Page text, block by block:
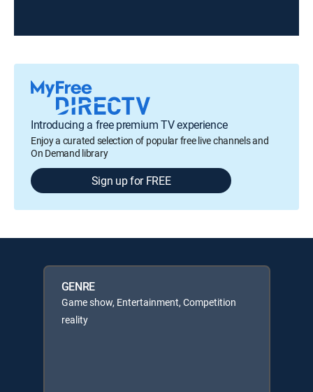
Introducing a free premium TV experience
Enjoy a curated selection of popular free live channels and
On Demand library
Sign up for FREE
GENRE
Game show, Entertainment, Competition
reality